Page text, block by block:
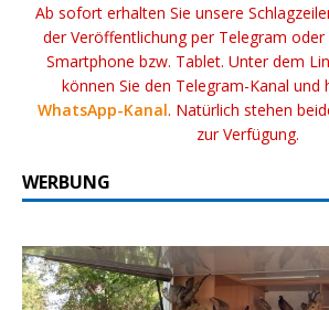
Ab sofort erhalten Sie unsere
der Veröffentlichung per Telegram
Smartphone bzw. Tablet. Unter dem
können Sie den Telegram-Kanal und
WhatsApp-Kanal. Natürlich stehen
zur Verfügung.
WERBUNG